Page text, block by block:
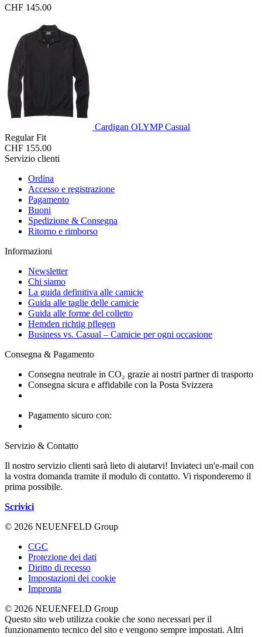
CHF 145.00
Cardigan OLYMP Casual
Regular Fit
CHF 155.00
Servizio clienti
Ordina
Accesso e registrazione
Pagamento
Buoni
Spedizione & Consegna
Ritorno e rimborso
Informazioni
Newsletter
Chi siamo
La guida definitiva alle camicie
Guida alle taglie delle camicie
Guida alle forme del colletto
Hemden richtig pflegen
Business vs. Casual – Camicie per ogni occasione
Consegna & Pagamento
Consegna neutrale in CO₂ grazie ai nostri partner di trasporto
Consegna sicura e affidabile con la Posta Svizzera
Pagamento sicuro con:
Servizio & Contatto
Il nostro servizio clienti sarà lieto di aiutarvi! Inviateci un'e-mail con
la vostra domanda tramite il modulo di contatto. Vi risponderemo il
prima possibile.
Scrivici
© 2026 NEUENFELD Group
CGC
Protezione dei dati
Diritto di recesso
Impostazioni dei cookie
Impronta
© 2026 NEUENFELD Group
Questo sito web utilizza cookie che sono necessari per il
funzionamento tecnico del sito e vengono sempre impostati. Altri